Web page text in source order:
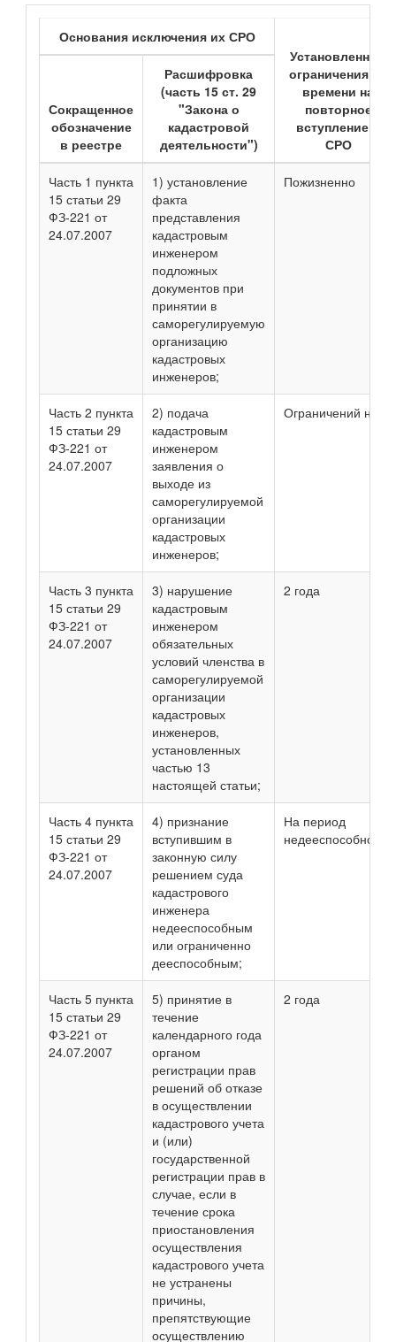
Основания исключения их СРО
Установленные
ограничения во
времени на
повторное
вступление в
СРО
Сокращенное
обозначение
в реестре
Расшифровка
(часть 15 ст. 29
"Закона о
кадастровой
деятельности")
Часть 1 пункта
15 статьи 29
ФЗ-221 от
24.07.2007
1) установление
факта
представления
кадастровым
инженером
подложных
документов при
принятии в
саморегулируемую
организацию
кадастровых
инженеров;
Пожизненно
Часть 2 пункта
15 статьи 29
ФЗ-221 от
24.07.2007
2) подача
кадастровым
инженером
заявления о
выходе из
саморегулируемой
организации
кадастровых
инженеров;
Ограничений нет
Часть 3 пункта
15 статьи 29
ФЗ-221 от
24.07.2007
3) нарушение
кадастровым
инженером
обязательных
условий членства в
саморегулируемой
организации
кадастровых
инженеров,
установленных
частью 13
настоящей статьи;
2 года
Часть 4 пункта
15 статьи 29
ФЗ-221 от
24.07.2007
4) признание
вступившим в
законную силу
решением суда
кадастрового
инженера
недееспособным
или ограниченно
дееспособным;
На период
недееспособности
Часть 5 пункта
15 статьи 29
ФЗ-221 от
24.07.2007
5) принятие в
течение
календарного года
органом
регистрации прав
решений об отказе
в осуществлении
кадастрового учета
и (или)
государственной
регистрации прав в
случае, если в
течение срока
приостановления
осуществления
кадастрового учета
не устранены
причины,
препятствующие
осуществлению
2 года